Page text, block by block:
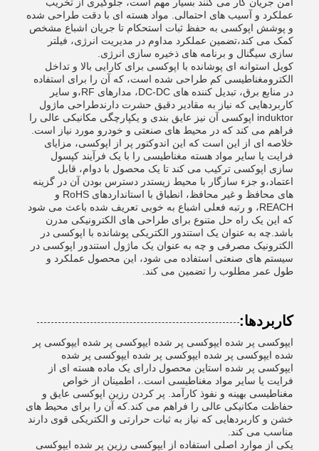
عملکرد و آسیب های احتمالی. مواد هسته ای با دقت طراحی شده
و پوشش اپوکسی به حفظ ثبات استحکام تا جریان اشباع مشخص
کمک می کند،تضمین عملکرد مداوم در مدیریت انرژی، فیلتر
سازی سیگنال و برنامه های ذخیره سازی انرژی.
کویل استوانه ای پوشانده با اپوکسی برای کارایی بالا و تداخل
الکترومغناطیسی کم طراحی شده است، که آن را برای استفاده
در منابع برق، تبدیل کننده های DC-DC، مدارهای RF،و سایر
کاربردهایی که نیاز به مقادیر دقیق حشرت دارندطراحی ماژول
induktor اپوکسی آن نیز عایق بندی و یکپارچگی مکانیکی عالی را
فراهم می کند که در محیط های صنعتی و خودرو مورد نیاز است.
خلاصه ای از این است که این اندوکتور پر از اپوکسی، مزایای
فرایت یا سایر مواد هسته مغناطیسی را با یک فرآیند کپسول
سازی اپوکسی ترکیب می کند تا یک محصول با دوام، قابل
اعتماد،و جزء سازگار با محیط زیستدر دسترس بودن آن در گزینه
های محافظ و غیر محافظ، انطباق با استانداردهای RoHS و
REACH، و رتبه فعلی اشباع به خوبی تعریف شده باعث می شود
که این یک راه حل متنوع برای طراحی های الکترونیکی مدرن
باشد.چه به عنوان یک استندور الکتریکی پوشانده با اپوکسی در
الکترونیک مصرفی و چه به عنوان یک ماژول استندور اپوکسی در
سیستم های صنعتی استفاده می شود، این محصول عملکرد و
طول عمر مطلوب را تضمین می کند.
کاربردها:
ایپوکسی پر شده ایپوکسی پر شده ایپوکسی پر شده ایپوکسی پر
شده ایپوکسی پر شده ایپوکسی پر شده ایپوکسی پر شده
ایپوکسی پر شده استاین محصول دارای یک ماده هسته ای از
فرایت یا سایر مواد مغناطیسی است.، اطمینان از خواص
مغناطیسی بهینه و نفوذ کارآمد. پر کردن رزین اپوکسی عایق و
حفاظت مکانیکی عالی را فراهم می کند.که آن را برای محیط های
خشن و کاربردهایی که نیاز به ثبات حرارتی و الکتریکی قوی دارند
مناسب می کند.
یکی از موارد اصلی استفاده از ایپوکسی رزین پر شده ایپوکسی